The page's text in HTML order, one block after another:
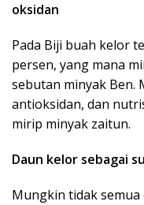
oksidan
Pada Biji buah kelor
persen, yang mana
sebutan minyak Ben.
antioksidan, dan
mirip minyak zaitun.
Daun kelor sebagai
Mungkin tidak